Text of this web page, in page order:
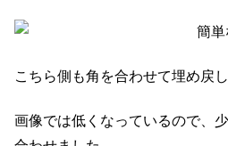
こちら側も角を合わせて埋め戻し
画像では低くなっているので、